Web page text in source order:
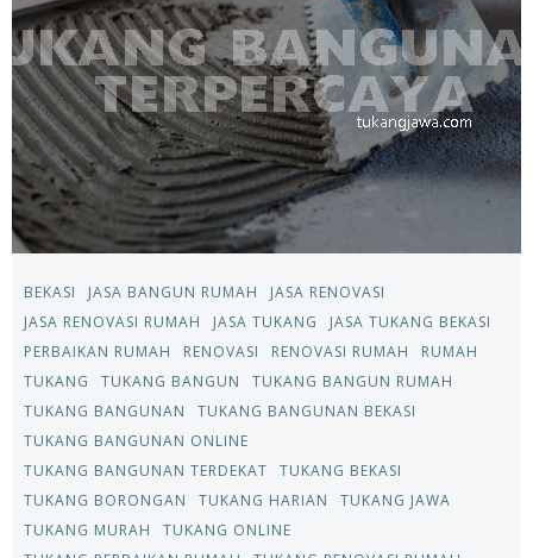
BEKASI JASA BANGUN RUMAH
JASA RENOVASI
JASA RENOVASI RUMAH
JASA TUKANG
JASA TUKANG BEKASI
PERBAIKAN RUMAH
RENOVASI RENOVASI RUMAH
RUMAH
TUKANG
TUKANG BANGUN
TUKANG BANGUN RUMAH
TUKANG BANGUNAN
TUKANG BANGUNAN BEKASI
TUKANG BANGUNAN ONLINE
TUKANG BANGUNAN TERDEKAT
TUKANG BEKASI
TUKANG BORONGAN
TUKANG HARIAN
TUKANG JAWA
TUKANG MURAH
TUKANG ONLINE